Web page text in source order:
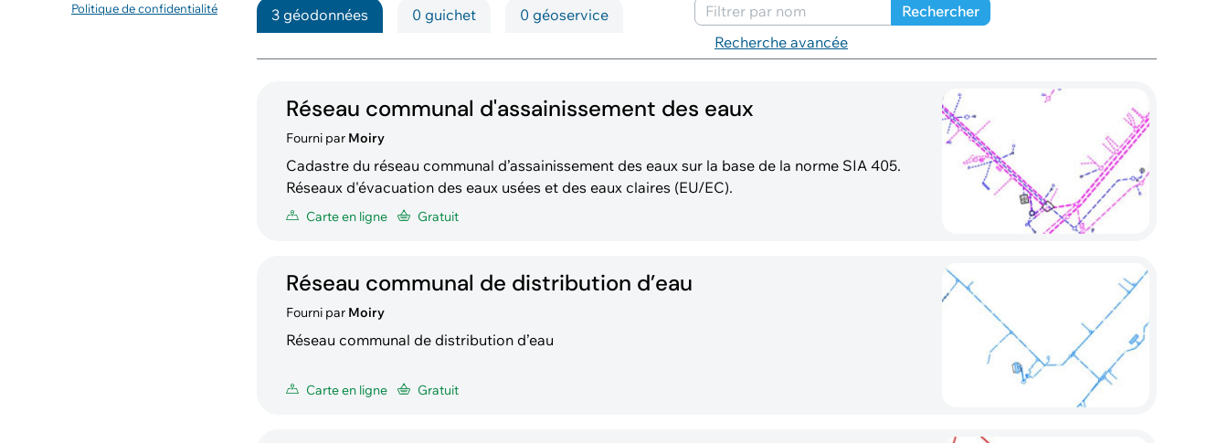
Politique de confidentialité 3 géodonnées 0 guichet 0 géoservice
Mots-clés
Rechercher
Recherche avancée
Réseau communal d'assainissement des eaux
Fourni par Moiry
Cadastre du réseau communal d’assainissement des eaux sur la base de la norme SIA 405.
Réseaux d'évacuation des eaux usées et des eaux claires (EU/EC).
Carte en ligne Gratuit
Réseau communal de distribution d’eau
Fourni par Moiry
Réseau communal de distribution d’eau
Carte en ligne Gratuit